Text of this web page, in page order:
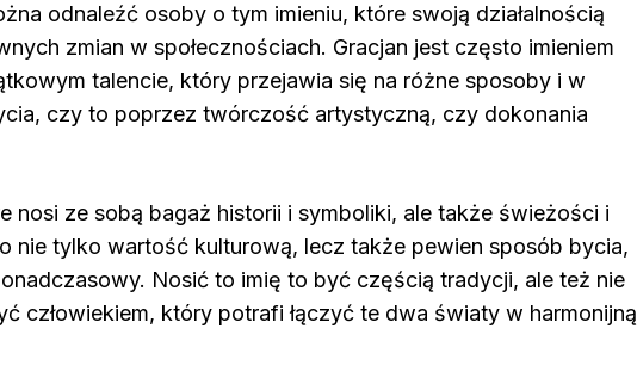
odnaleźć osoby o tym imieniu, które swoją działalnością
zmian w społecznościach. Gracjan jest często imieniem
talencie, który przejawia się na różne sposoby i w
czy to poprzez twórczość artystyczną, czy dokonania
nosi ze sobą bagaż historii i symboliki, ale także świeżości i
nie tylko wartość kulturową, lecz także pewien sposób bycia,
Nosić to imię to być częścią tradycji, ale też nie
człowiekiem, który potrafi łączyć te dwa światy w harmonijną